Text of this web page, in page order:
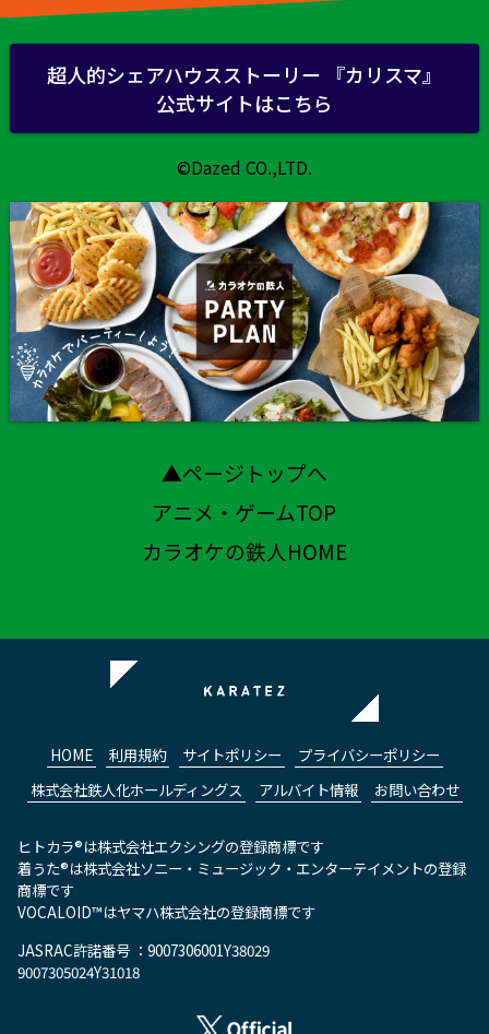
超人的シェアハウスストーリー 『カリスマ』
公式サイトはこちら
©Dazed CO.,LTD.
▲ページトップへ
アニメ・ゲームTOP
カラオケの鉄人HOME
HOME 利用規約 サイトポリシー
プライバシーポリシー
株式会社鉄人化ホールディングス
アルバイト情報 お問い合わせ
ヒトカラ®は株式会社エクシングの登録商標です
着うた®は株式会社ソニー・ミュージック・エンターテイメントの登録
商標です
VOCALOID™はヤマハ株式会社の登録商標です
JASRAC許諾番号 ：9007306001Y38029
9007305024Y31018